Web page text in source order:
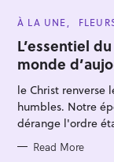
C
T
E
G
O
R
I
E
S
À LA UNE
L’essentiel
monde
le Christ renverse
humbles. Notre
dérange l'ordre
Read More
S
e
a
r